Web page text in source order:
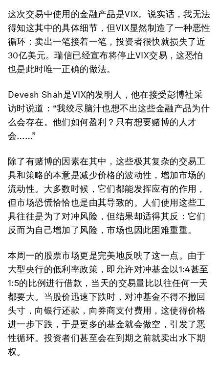
这次交易中使用的金融产品是VIX。说实话，我无法
得知这其中的具体细节，但VIX显然制造了一种恶性
循环：卖出一笔接着一笔，投资者很快就损失了近
30亿美元。瑞信已经宣布将停止VIX交易，这恐怕
也是此时唯一正确的做法。
Devesh Shah是VIX的发明人，他在接受彭博社采
访时说道：“我绞尽脑汁也想不出这些金融产品为什
么会存在。他们如何盈利？只有想要赌博的人才
会……”
除了有赌博的因素在其中，这些极其复杂的交易工
具和策略的本意是减少价格的波动性，增加市场的
流动性。大多数时候，它们都能发挥应有的作用，
但市场恐慌恰恰也是由其导致的。人们使用这些工
具往往是为了对冲风险，但结果却适得其反：它们
反而为自己增加了风险，市场也因此困难重重。
本周一的股票市场更是完美地反映了这一点。由于
大型央行的低利率政策，即允许对冲基金以1:4甚至
1:5的比例进行借款，当天的交易量比以往任何一天
都要大。当股价迅速下跌时，对冲基金不得不撤回
头寸，向银行还款，向券商支付费用，这使得价格
进一步下跌，于是更多的基金就会做空，引发了恶
性循环。投资者们甚至会在到期之前就卖出水下期
权。